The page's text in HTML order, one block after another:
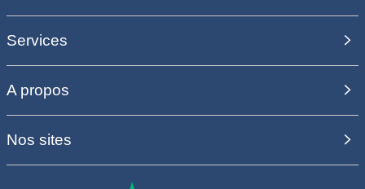
Services
A propos
Nos sites